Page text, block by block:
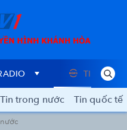
TIN TỨC
Tin trong nước Tin quốc tế